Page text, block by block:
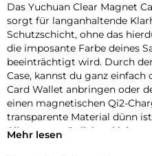
Das Yuchuan Clear Magnet
sorgt für langanhaltende
Schutzschicht, ohne das
die imposante Farbe deines
beeinträchtigt wird. Durch
Case, kannst du ganz einfach
Card Wallet anbringen oder
einen magnetischen Qi2-
transparente Material dünn
Alltag vor möglichen
Mehr lesen